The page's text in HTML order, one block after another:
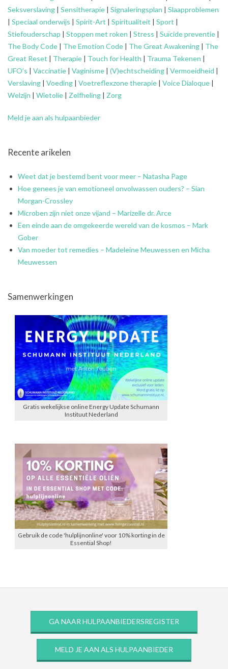
Seksverslaving | Sensitherapie | Signaleringsplan | Slaapproblemen
| Speciaal onderwijs | Spirit-Art | Spiritualiteit | Sport |
Stiefouderschap | Stoppen met roken | Stress | Suïcide preventie |
The Body Code | The Emotion Code | The Great Awakening | The
Great Reset | Therapie | Touch for Health | Trauma Tekenen |
UFO’s | Vaccinatie | Vaginisme | (V)echtscheiding | Vermoeidheid |
Verslaving | Voeding | Voetreflexzone therapie | Voice Dialoque |
Welzijn | Wietolie | Zelfheling | Zorg
Meld je aan als hulpaanbieder
Recente arikelen
Weet dat je bestemd bent voor meer – Natasha Page
Hoe genees je van emotioneel onvolwassen ouders? – Sian
Morgan-Crossley
Microben zijn niet onze vijand – Marizelle dr. Arce
Een einde aan de omgekeerde wereld van de kosmos – Mark
Gober
Van moeder tot remedies – Madeleine Meuwessen en Micha
Meuwessen
Samenwerkingen
Gratis wekelijkse online Energy Update Schumann
Instituut Nederland
Gebruik de code 'hulplijnonline' voor 10% korting in de
Essential Shop!
GA NAAR HULPAANBIEDERSREGISTER
MELD JE AAN ALS HULPAANBIEDER